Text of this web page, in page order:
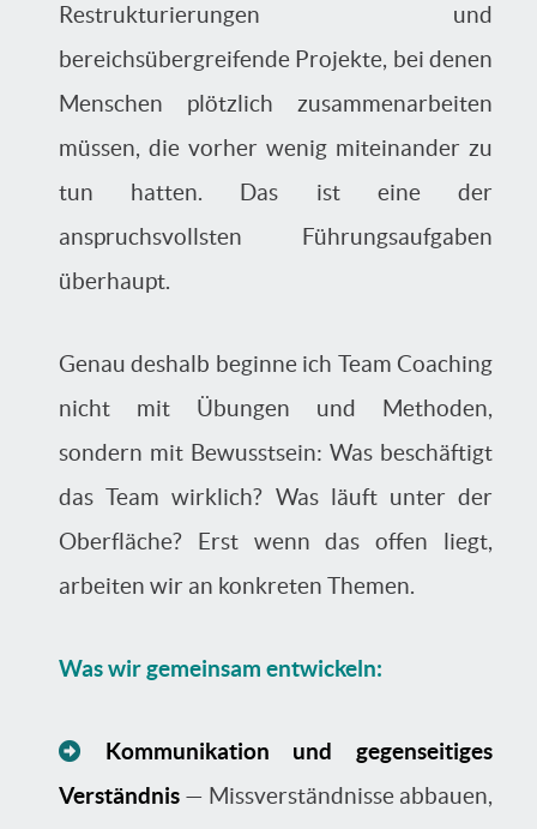
Restrukturierungen und
bereichsübergreifende Projekte, bei denen
Menschen plötzlich zusammenarbeiten
müssen, die vorher wenig miteinander zu
tun hatten. Das ist eine der
anspruchsvollsten Führungsaufgaben
überhaupt.
Genau deshalb beginne ich Team Coaching
nicht mit Übungen und Methoden,
sondern mit Bewusstsein: Was beschäftigt
das Team wirklich? Was läuft unter der
Oberfläche? Erst wenn das offen liegt,
arbeiten wir an konkreten Themen.
Was wir gemeinsam entwickeln:
Kommunikation und gegenseitiges
Verständnis — Missverständnisse abbauen,